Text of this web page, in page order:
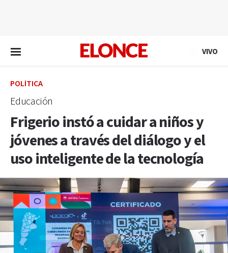
VIVO
POLÍTICA
Educación
Frigerio instó a cuidar a niños y
jóvenes a través del diálogo y el
uso inteligente de la tecnología